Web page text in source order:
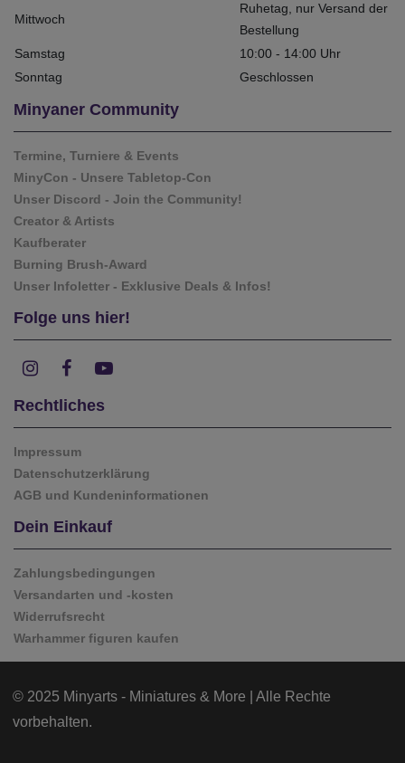
Mittwoch
Ruhetag, nur Versand der
Bestellung
Samstag
10:00 - 14:00 Uhr
Sonntag
Geschlossen
Minyaner Community
Termine, Turniere & Events
MinyCon - Unsere Tabletop-Con
Unser Discord - Join the Community!
Creator & Artists
Kaufberater
Burning Brush-Award
Unser Infoletter - Exklusive Deals & Infos!
Folge uns hier!
Rechtliches
Impressum
Datenschutzerklärung
AGB und Kundeninformationen
Dein Einkauf
Zahlungsbedingungen
Versandarten und -kosten
Widerrufsrecht
Warhammer figuren kaufen
© 2025 Minyarts - Miniatures & More | Alle Rechte
vorbehalten.